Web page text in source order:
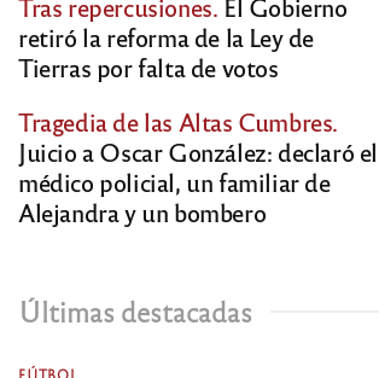
Tras repercusiones. El Gobierno
retiró la reforma de la Ley de
Tierras por falta de votos
Tragedia de las Altas Cumbres.
Juicio a Oscar González: declaró el
médico policial, un familiar de
Alejandra y un bombero
Últimas destacadas
FÚTBOL